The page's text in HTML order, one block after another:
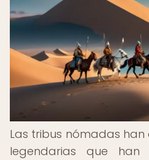
Las tribus nómadas
legendarias que